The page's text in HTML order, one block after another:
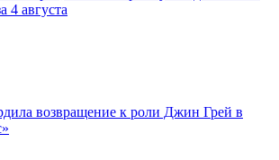
4 августа
возвращение к роли Джин Грей в